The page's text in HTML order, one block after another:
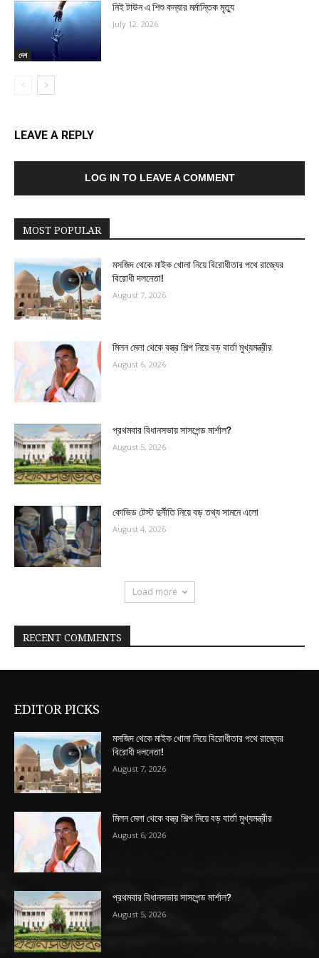
দেশ
নিই টাউন এ শিশু কন্যার মর্মান্তিক মৃত্যু
July 12, 2026
LEAVE A REPLY
LOG IN TO LEAVE A COMMENT
MOST POPULAR
মসজিদ থেকে মাইক খোলা নিয়ে বিরোধীতার পথে রাজ্যের
বিরোধী দলনেতা!
August 7, 2026
মিলন মেলা থেকে বস্ত্র শিল্প নিয়ে বড় বার্তা মুখ্যমন্ত্রীর
August 6, 2026
প্রথমবার বিধানসভায় সাসপেন্ড মার্শাল?
August 5, 2026
কোভিড টেস্ট দুর্নীতি নিয়ে বড় তথ্য সামনে এলো
August 4, 2026
Load more
RECENT COMMENTS
EDITOR PICKS
মসজিদ থেকে মাইক খোলা নিয়ে বিরোধীতার পথে রাজ্যের
বিরোধী দলনেতা!
August 7, 2026
মিলন মেলা থেকে বস্ত্র শিল্প নিয়ে বড় বার্তা মুখ্যমন্ত্রীর
August 6, 2026
প্রথমবার বিধানসভায় সাসপেন্ড মার্শাল?
August 5, 2026